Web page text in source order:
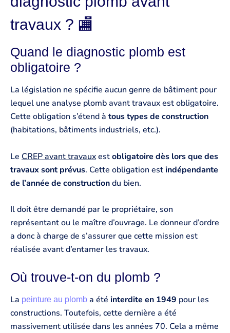
travaux ? 🏬
Quand le diagnostic plomb est
obligatoire ?
La législation ne spécifie aucun genre de bâtiment pour
lequel une analyse plomb avant travaux est obligatoire.
Cette obligation s’étend à tous types de construction
(habitations, bâtiments industriels, etc.).
Le CREP avant travauxestobligatoire dès lors que des
travaux sont prévus. Cette obligation estindépendante
de l’année de constructiondu bien.
Il doit être demandé par le propriétaire, son
représentant ou le maître d’ouvrage. Le donneur d’ordre
a donc à charge de s’assurer que cette mission est
réalisée avant d’entamer les travaux.
Où trouve-t-on du plomb ?
La peinture au plomb a été interdite en 1949 pour les
constructions. Toutefois, cette dernière a été
massivement utilisée dans les années 70. Cela a même